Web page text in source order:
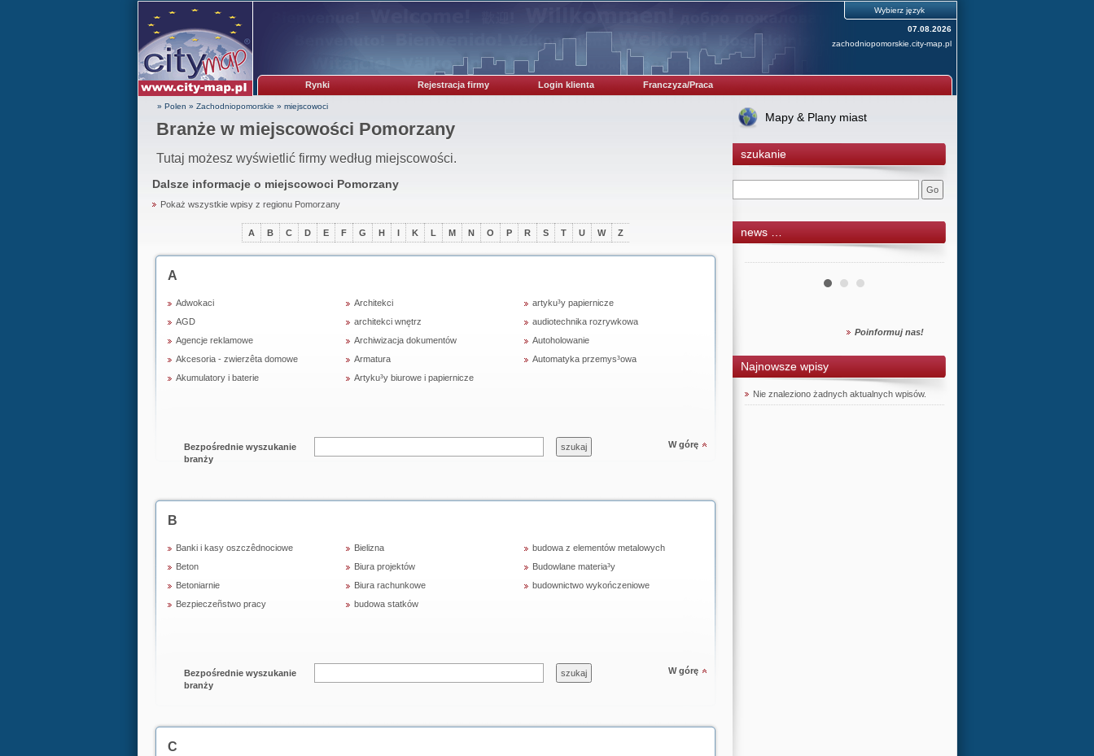
Wybierz język
07.08.2026
zachodniopomorskie.city-map.pl
Rynki Rejestracja firmy Login klienta Franczyza/Praca
» Polen » Zachodniopomorskie » miejscowoci
Branże w miejscowości Pomorzany
Tutaj możesz wyświetlić firmy według miejscowości.
Dalsze informacje o miejscowoci Pomorzany
Pokaż wszystkie wpisy z regionu Pomorzany
A B C D E F G H I K L M N O P R S T U W Z
A
Adwokaci
AGD
Agencje reklamowe
Akcesoria - zwierzêta domowe
Akumulatory i baterie
Architekci
architekci wnętrz
Archiwizacja dokumentów
Armatura
Artyku³y biurowe i papiernicze
artyku³y papiernicze
audiotechnika rozrywkowa
Autoholowanie
Automatyka przemys³owa
W górę
Bezpośrednie wyszukanie
branży
B
Banki i kasy oszczêdnociowe
Beton
Betoniarnie
Bezpieczeñstwo pracy
Bielizna
Biura projektów
Biura rachunkowe
budowa statków
budowa z elementów metalowych
Budowlane materia³y
budownictwo wykończeniowe
W górę
Bezpośrednie wyszukanie
branży
C
Mapy & Plany miast
szukanie
news …
Poinformuj nas!
Najnowsze wpisy
Nie znaleziono żadnych aktualnych wpisów.